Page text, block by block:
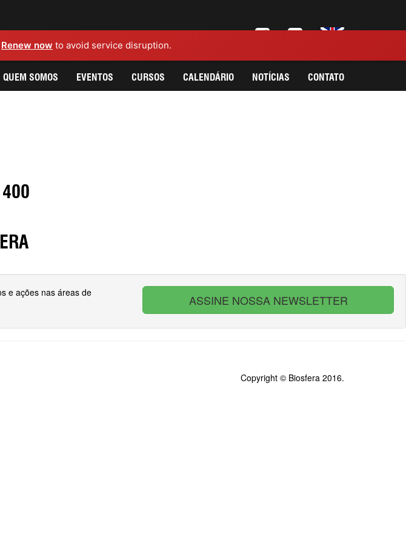
Renew now to avoid service disruption.
QUEM SOMOS EVENTOS CURSOS CALENDÁRIO NOTÍCIAS CONTATO
400
e ações nas áreas de
ASSINE NOSSA NEWSLETTER
Copyright © Biosfera 2016.